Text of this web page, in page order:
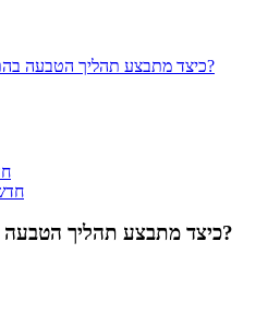
כיצד מתבצע תהליך הטבעה בהתאמה אישית?
כיצד מתבצע תהליך הטבעה בהתאמה אישית?